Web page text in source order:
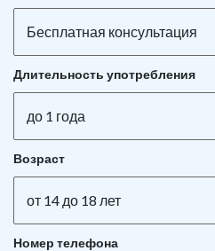
Бесплатная консультация
Длительность употребления
до 1 года
Возраст
от 14 до 18 лет
Номер телефона